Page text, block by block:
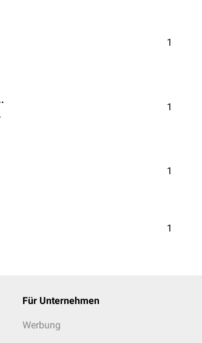
1
Reh
1
1
1
Für Unternehmen
Werbung